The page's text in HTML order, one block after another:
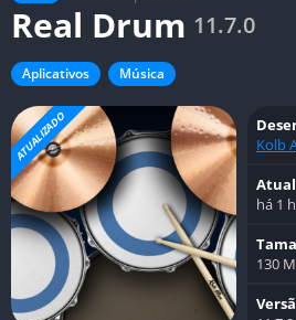
Real Drum 11.7.0
Aplicativos Música
ATUALIZADO
Kolb
há 1
130